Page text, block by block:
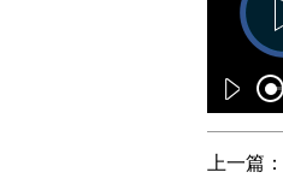
上一篇：